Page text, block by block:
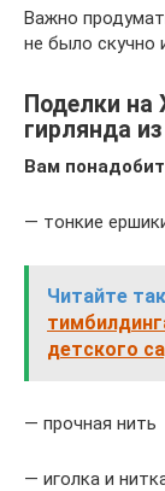
Важно
не было скучно
Поделки на
гирлянда
Вам
— тонкие
Читайте
детского
— прочная нить
— иголка и